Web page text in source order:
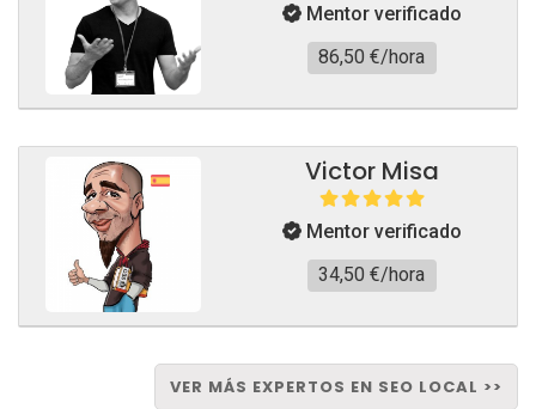
Mentor verificado
86,50 €/hora
Victor Misa
Mentor verificado
34,50 €/hora
VER MÁS EXPERTOS EN SEO LOCAL >>